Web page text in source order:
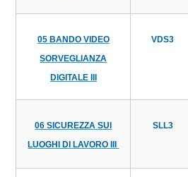
05 BANDO VIDEO
SORVEGLIANZA
DIGITALE III
VDS3
06 SICUREZZA SUI
LUOGHI DI LAVORO III
SLL3